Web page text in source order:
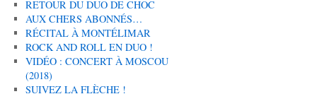
RETOUR DU DUO DE CHOC
AUX CHERS ABONNÉS…
RÉCITAL À MONTÉLIMAR
ROCK AND ROLL EN DUO !
VIDÉO : CONCERT À MOSCOU
(2018)
SUIVEZ LA FLÈCHE !